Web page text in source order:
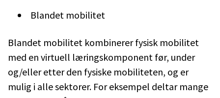
Blandet mobilitet
Blandet mobilitet kombinerer fysisk mobilitet
med en virtuell læringskomponent før, under
og/eller etter den fysiske mobiliteten, og er
mulig i alle sektorer. For eksempel deltar mange